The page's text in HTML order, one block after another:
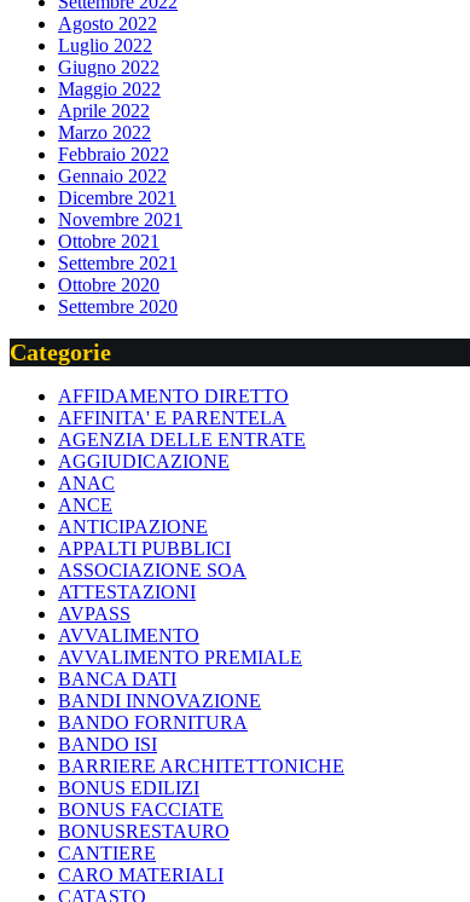
Agosto 2022
Luglio 2022
Giugno 2022
Maggio 2022
Aprile 2022
Marzo 2022
Febbraio 2022
Gennaio 2022
Dicembre 2021
Novembre 2021
Ottobre 2021
Settembre 2021
Ottobre 2020
Settembre 2020
Categorie
AFFIDAMENTO DIRETTO
AFFINITA' E PARENTELA
AGENZIA DELLE ENTRATE
AGGIUDICAZIONE
ANAC
ANCE
ANTICIPAZIONE
APPALTI PUBBLICI
ASSOCIAZIONE SOA
ATTESTAZIONI
AVPASS
AVVALIMENTO
AVVALIMENTO PREMIALE
BANCA DATI
BANDI INNOVAZIONE
BANDO FORNITURA
BANDO ISI
BARRIERE ARCHITETTONICHE
BONUS EDILIZI
BONUS FACCIATE
BONUSRESTAURO
CANTIERE
CARO MATERIALI
CATASTO